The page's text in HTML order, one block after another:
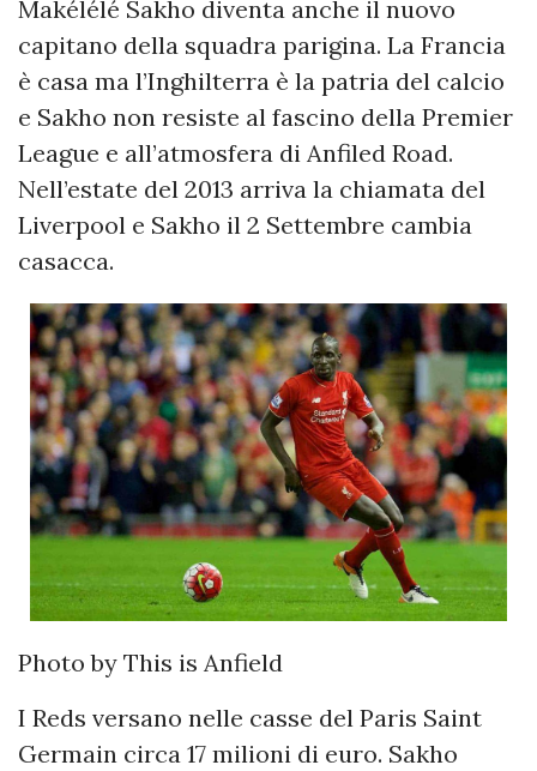
Makélélé Sakho diventa anche il nuovo
capitano della squadra parigina. La Francia
è casa ma l’Inghilterra è la patria del calcio
e Sakho non resiste al fascino della Premier
League e all’atmosfera di Anfiled Road.
Nell’estate del 2013 arriva la chiamata del
Liverpool e Sakho il 2 Settembre cambia
casacca.
Photo by This is Anfield
I Reds versano nelle casse del Paris Saint
Germain circa 17 milioni di euro. Sakho